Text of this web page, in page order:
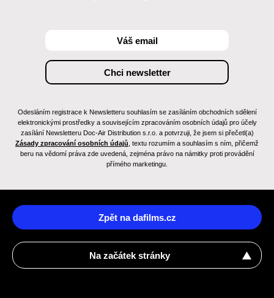
Odesláním registrace k Newsletteru souhlasím se zasíláním obchodních sdělení
elektronickými prostředky a souvisejícím zpracováním osobních údajů pro účely
zasílání Newsletteru Doc-Air Distribution s.r.o. a potvrzuji, že jsem si přečetl(a)
Zásady zpracování osobních údajů , textu rozumím a souhlasím s ním, přičemž
beru na vědomí práva zde uvedená, zejména právo na námitky proti provádění
přímého marketingu.
Zpět na dafilms.cz
Na začátek stránky